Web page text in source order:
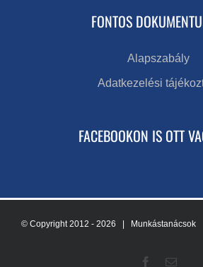
FONTOS
Alapszabály
Adatkezelési
FACEBOOKON IS OTT
© Copyright 2012 - 2026 | Munkástanácsok
Facebook
Email